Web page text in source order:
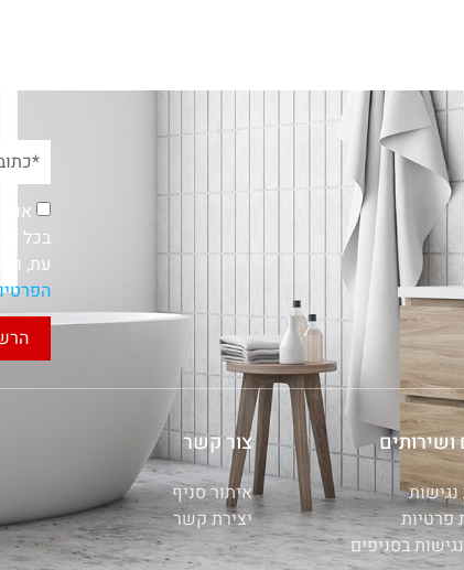
בכל
עת,
פרטיות
בסניפים
צור קשר
איתור סניף
יצירת קשר